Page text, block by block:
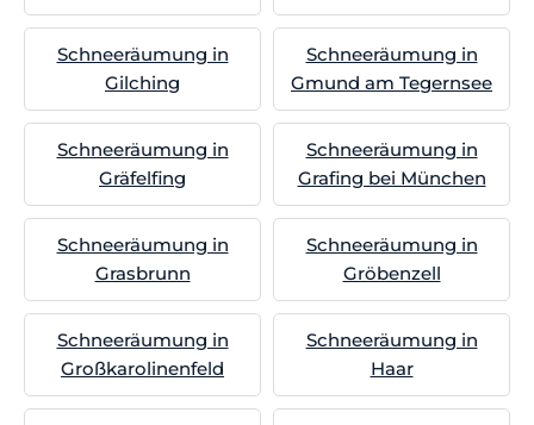
Schneeräumung in
Gilching
Schneeräumung in
Gmund am Tegernsee
Schneeräumung in
Gräfelfing
Schneeräumung in
Grafing bei München
Schneeräumung in
Grasbrunn
Schneeräumung in
Gröbenzell
Schneeräumung in
Großkarolinenfeld
Schneeräumung in
Haar